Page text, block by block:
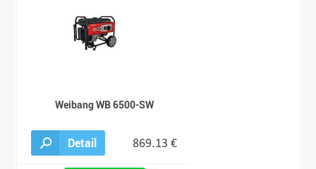
Weibang WB 6500-SW
Detail 869.13 €